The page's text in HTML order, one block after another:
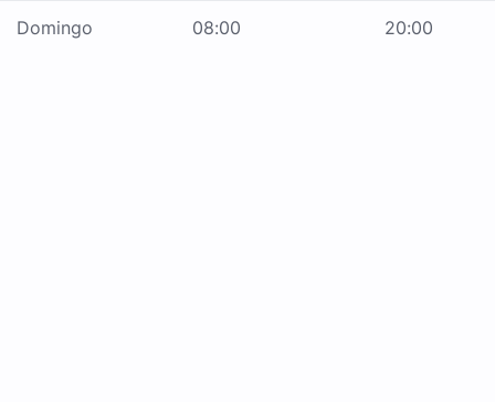
Domingo 08:00 20:00